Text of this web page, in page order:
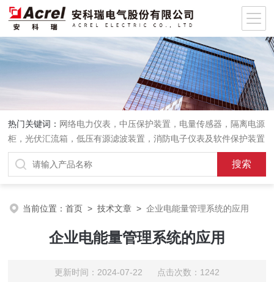
热门关键词： 网络电力仪表，中压保护装置，电量传感器，隔离电源
柜，光伏汇流箱，低压有源滤波装置，消防电子仪表及软件保护装置
当前位置：首页 >技术文章 >企业电能量管理系统的应用
企业电能量管理系统的应用
更新时间：2024-07-22 点击次数：1242